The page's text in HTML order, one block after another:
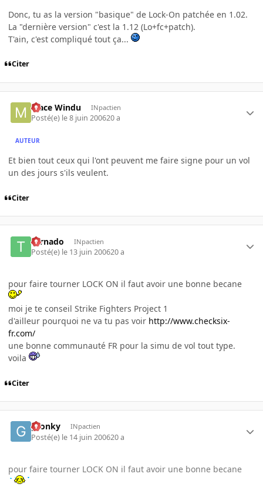
Donc, tu as la version "basique" de Lock-On patchée en 1.02.
La "dernière version" c'est la 1.12 (Lo+fc+patch).
T'ain, c'est compliqué tout ça...
Citer
Mace Windu INpactien
Posté(e) le 8 juin 200620 a
AUTEUR
Et bien tout ceux qui l'ont peuvent me faire signe pour un vol
un des jours s'ils veulent.
Citer
tornado INpactien
Posté(e) le 13 juin 200620 a
pour faire tourner LOCK ON il faut avoir une bonne becane
moi je te conseil Strike Fighters Project 1
d'ailleur pourquoi ne va tu pas voir http://www.checksix-
fr.com/
une bonne communauté FR pour la simu de vol tout type.
voila
Citer
gronky INpactien
Posté(e) le 14 juin 200620 a
pour faire tourner LOCK ON il faut avoir une bonne becane